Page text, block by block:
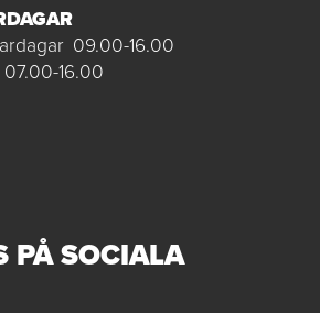
09.00-16.00
16.00
PÅ SOCIALA